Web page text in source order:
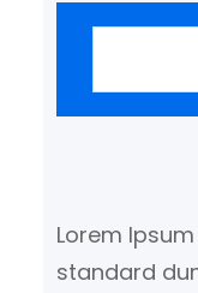
Lorem
standard